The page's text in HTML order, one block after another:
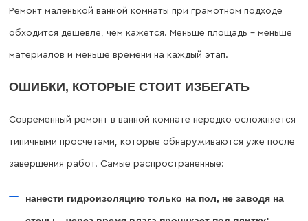
Ремонт маленькой ванной комнаты при грамотном подходе
обходится дешевле, чем кажется. Меньше площадь – меньше
материалов и меньше времени на каждый этап.
ОШИБКИ, КОТОРЫЕ СТОИТ ИЗБЕГАТЬ
Современный ремонт в ванной комнате нередко осложняется
типичными просчетами, которые обнаруживаются уже после
завершения работ. Самые распространенные:
нанести гидроизоляцию только на пол, не заводя на